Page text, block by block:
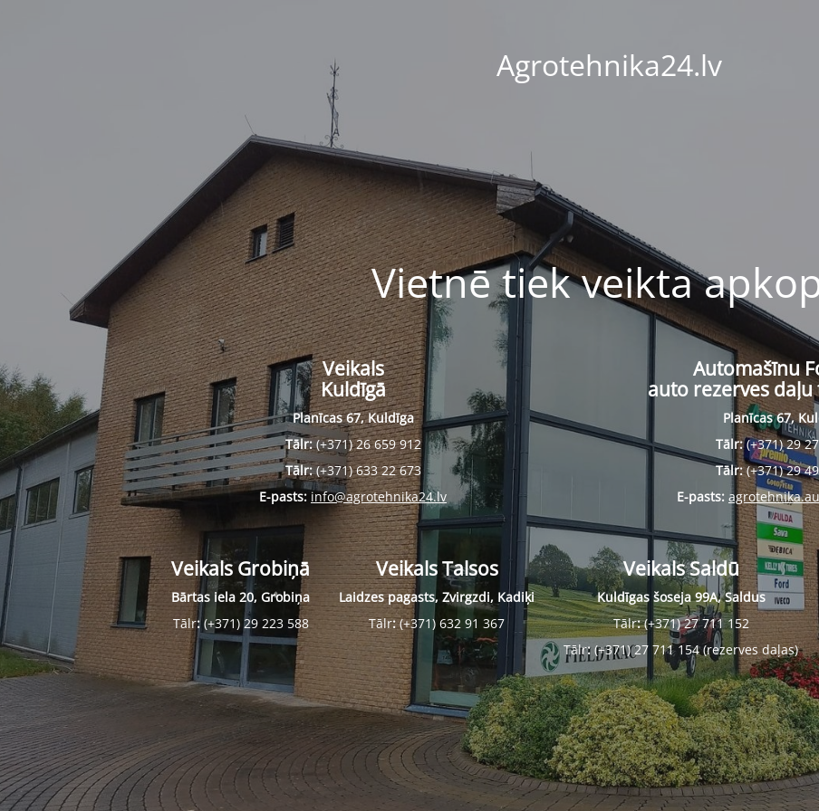
Agrotehnika24.lv
Vietnē tiek veikta
Veikals
Kuldīgā
Planīcas 67, Kuldīga
Tālr:(+371) 26 659 912
Tālr:(+371) 633 22 673
E-pasts: info@agrotehnika24.lv
Automašīnu
auto rezerves
Planīcas 67,
Tālr:(+371) 29
Tālr:(+371) 29
E-pasts:
Veikals Grobiņā
Bārtas iela 20, Grobiņa
Tālr:(+371) 29 223 588
Veikals Talsos
Laidzes pagasts, Zvirgzdi, Kadiķi
Tālr:(+371) 632 91 367
Veikals Saldū
Kuldīgas šoseja 99A, Saldus
Tālr:(+371) 27 711 152
Tālr:(+371) 27 711 154 (rezerves daļas)